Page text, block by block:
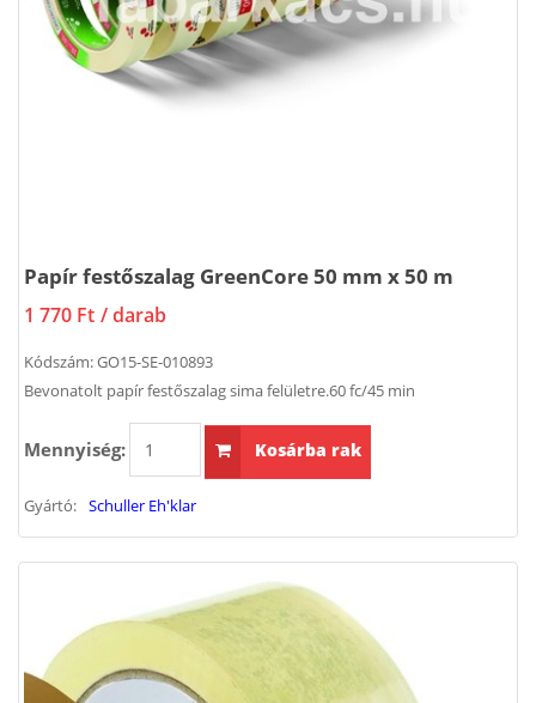
Papír festőszalag GreenCore 50 mm x 50 m
1 770 Ft / darab
Kódszám:GO15-SE-010893
Bevonatolt papír festőszalag sima felületre.60 fc/45 min
Mennyiség: Kosárba rak
Gyártó: Schuller Eh'klar